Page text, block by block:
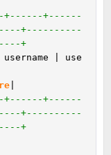
+------
+----------
+
| use
+------
+----------
+